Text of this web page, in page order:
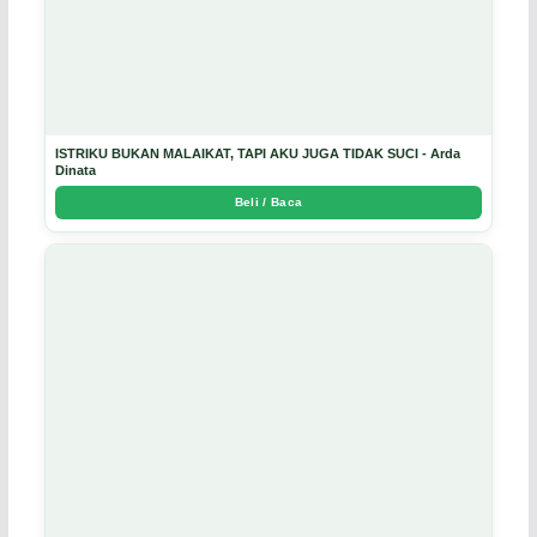
ISTRIKU BUKAN MALAIKAT, TAPI AKU JUGA TIDAK SUCI - Arda
Dinata
Beli / Baca